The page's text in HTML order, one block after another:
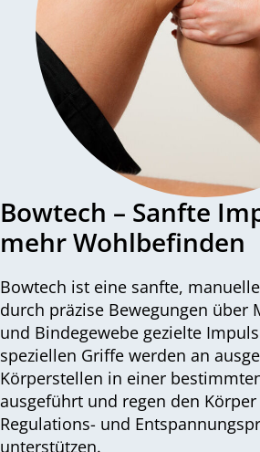
Bowtech – Sanfte
mehr Wohlbefinden
Bowtech ist eine sanfte,
durch präzise Bewegungen über
und Bindegewebe gezielte
speziellen Griffe werden an
Körperstellen in einer
ausgeführt und regen den
Regulations- und
unterstützen.